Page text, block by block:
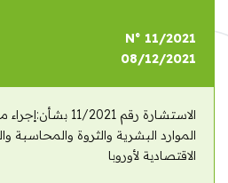
N° 11/2021
08/12/2021
الاستشارة رقم 11/
الموارد البشرية والثروة والمحاسبة
الاقتصادية لأوروبا